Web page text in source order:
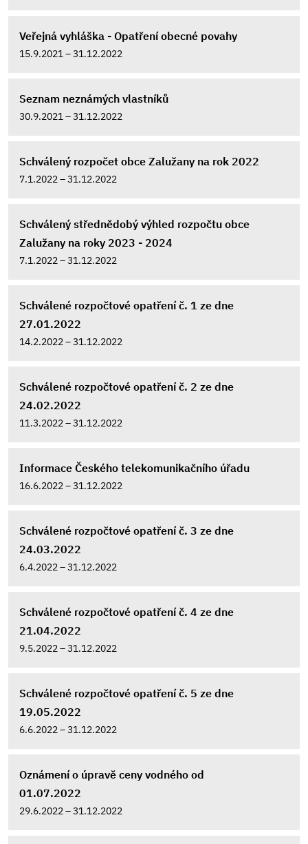
Veřejná vyhláška - Opatření obecné povahy
15.9.2021 – 31.12.2022
Seznam neznámých vlastníků
30.9.2021 – 31.12.2022
Schválený rozpočet obce Zalužany na rok 2022
7.1.2022 – 31.12.2022
Schválený střednědobý výhled rozpočtu obce
Zalužany na roky 2023 - 2024
7.1.2022 – 31.12.2022
Schválené rozpočtové opatření č. 1 ze dne
27.01.2022
14.2.2022 – 31.12.2022
Schválené rozpočtové opatření č. 2 ze dne
24.02.2022
11.3.2022 – 31.12.2022
Informace Českého telekomunikačního úřadu
16.6.2022 – 31.12.2022
Schválené rozpočtové opatření č. 3 ze dne
24.03.2022
6.4.2022 – 31.12.2022
Schválené rozpočtové opatření č. 4 ze dne
21.04.2022
9.5.2022 – 31.12.2022
Schválené rozpočtové opatření č. 5 ze dne
19.05.2022
6.6.2022 – 31.12.2022
Oznámení o úpravě ceny vodného od
01.07.2022
29.6.2022 – 31.12.2022